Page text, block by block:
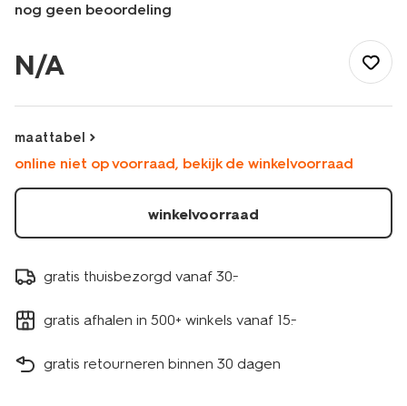
nog geen beoordeling
beanie-
wafel-
16700310BROWN.html
N/A
maattabel
online niet op voorraad, bekijk de winkelvoorraad
winkelvoorraad
gratis thuisbezorgd vanaf 30.-
gratis afhalen in 500+ winkels vanaf 15.-
gratis retourneren binnen 30 dagen